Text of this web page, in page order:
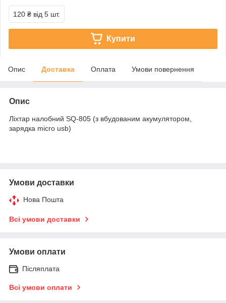
120 ₴ від 5 шт.
Купити
Опис Доставка Оплата Умови повернення
Опис
Ліхтар налобний SQ-805 (з вбудованим акумулятором,
зарядка micro usb)
Умови доставки
Нова Пошта
Всі умови доставки
Умови оплати
Післяплата
Всі умови оплати